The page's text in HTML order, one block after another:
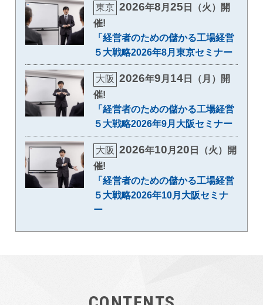
東京 2026年8月25 日（火）開
催!
「経営者のための儲かる工場経営
５大戦略2026年8月東京セミナー
大阪 2026年9月 14 日（月）開
催!
「経営者のための儲かる工場経営
５大戦略2026年9月大阪セミナー
大阪 2026年10月20 日（火）開
催!
「経営者のための儲かる工場経営
５大戦略2026年10月大阪セミナ
ー